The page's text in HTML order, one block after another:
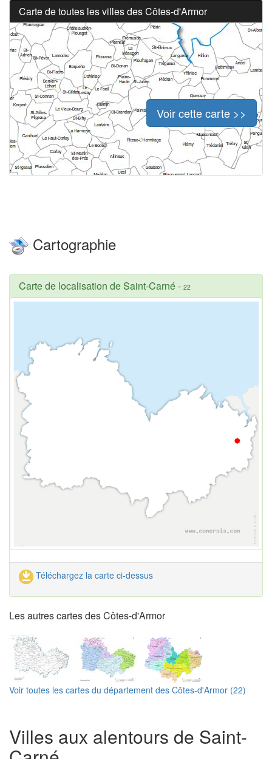
Carte de toutes les villes des Côtes-d'Armor
Voir cette carte >>
Cartographie
Carte de localisation de Saint-Carné- 22
Téléchargez la carte ci-dessus
Les autres cartes des Côtes-d'Armor
Voir toutes les cartes du département des Côtes-d'Armor (22)
Villes aux alentours de Saint-